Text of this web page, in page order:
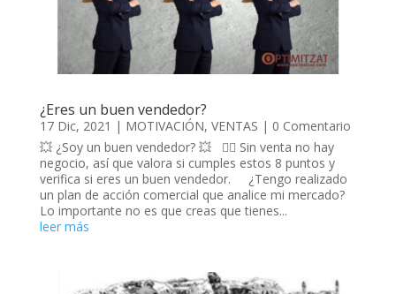
¿Eres un buen vendedor?
17 Dic, 2021 | MOTIVACIÓN, VENTAS | 0 Comentario
💥 ¿Soy un buen vendedor? 💥 🤷‍♀️ Sin venta no hay
negocio, así que valora si cumples estos 8 puntos y
verifica si eres un buen vendedor. ¿Tengo realizado
un plan de acción comercial que analice mi mercado?
Lo importante no es que creas que tienes...
leer más